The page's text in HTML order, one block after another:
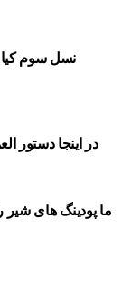
نسل سوم
در اینجا دستور
ما پودینگ های